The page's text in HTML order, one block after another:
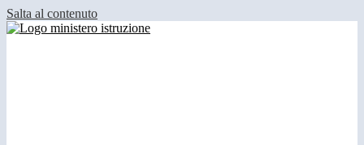
Salta al contenuto